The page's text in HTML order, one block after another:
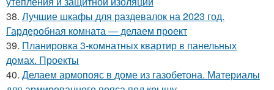
38. Лучшие шкафы для раздевалок на 2023 год.
Гардеробная комната — делаем проект
39. Планировка 3-комнатных квартир в панельных
домах. Проекты
40. Делаем армопояс в доме из газобетона. Материалы